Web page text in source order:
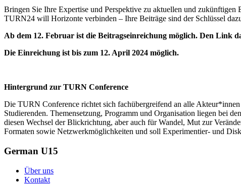
Bringen Sie Ihre Expertise und Perspektive zu aktuellen und
TURN24 will Horizonte verbinden – Ihre Beiträge sind der Schlüssel
Ab dem 12. Februar ist die Beitragseinreichung möglich. Den Link
Die Einreichung ist bis zum 12. April 2024 möglich.
Hintergrund zur TURN Conference
Die TURN Conference richtet sich fachübergreifend an alle
Studierenden. Themensetzung, Programm und Organisation liegen bei
diesen Wechsel der Blickrichtung, aber auch für Wandel, Mut zur
Formaten sowie Netzwerkmöglichkeiten und soll Experimentier- und
German U15
Über uns
Kontakt